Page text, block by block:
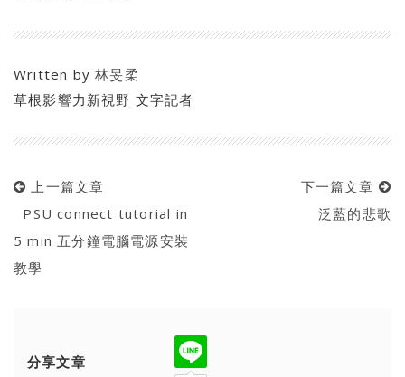
Written by林旻柔
草根影響力新視野 文字記者
上一篇文章
PSU connect tutorial in
5 min 五分鐘電腦電源安裝
教學
下一篇文章
泛藍的悲歌
分享文章